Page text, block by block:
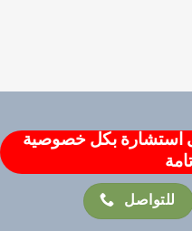
استشارة بكل خصوصية
للتواصل